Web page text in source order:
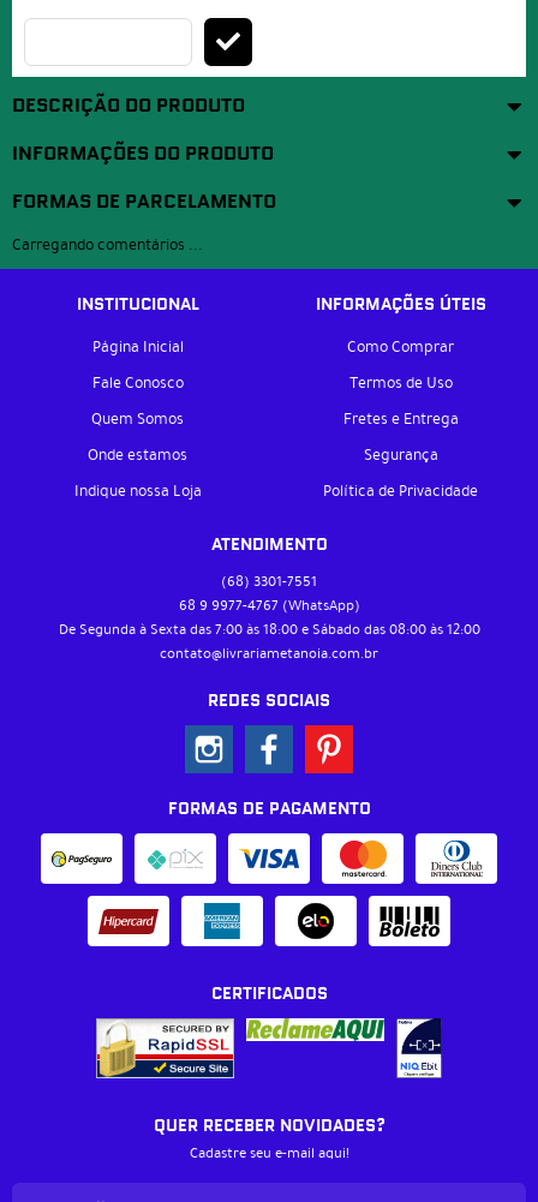
DESCRIÇÃO DO PRODUTO
INFORMAÇÕES DO PRODUTO
FORMAS DE PARCELAMENTO
Carregando comentários ...
INSTITUCIONAL
Página Inicial
Fale Conosco
Quem Somos
Onde estamos
Indique nossa Loja
INFORMAÇÕES ÚTEIS
Como Comprar
Termos de Uso
Fretes e Entrega
Segurança
Política de Privacidade
ATENDIMENTO
(68) 3301-7551
68 9 9977-4767 (WhatsApp)
De Segunda à Sexta das 7:00 às 18:00 e Sábado das 08:00 às 12:00
contato@livrariametanoia.com.br
REDES SOCIAIS
FORMAS DE PAGAMENTO
CERTIFICADOS
QUER RECEBER NOVIDADES?
Cadastre seu e-mail aqui!